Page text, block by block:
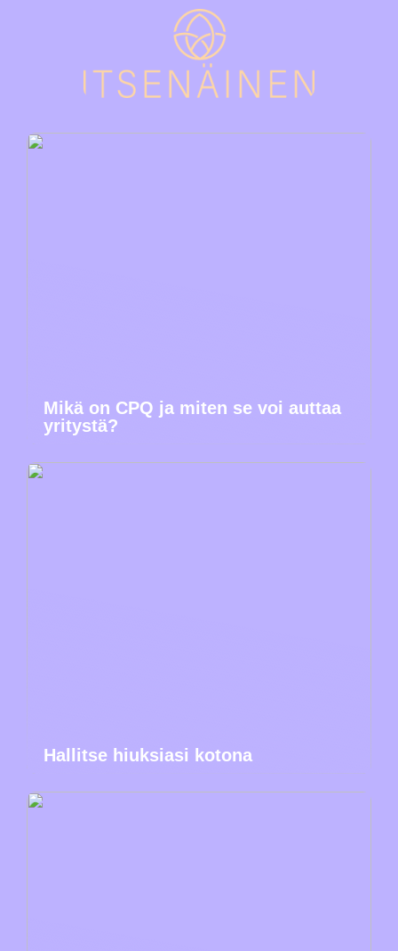
Mikä on CPQ ja miten se voi auttaa
yritystä?
Hallitse hiuksiasi kotona